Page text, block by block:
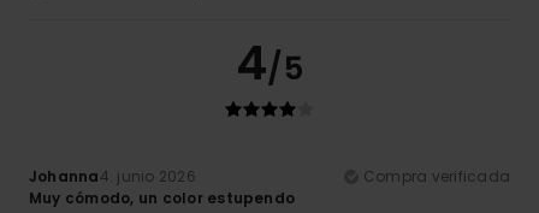
4/5
Johanna4. junio 2026
Compra verificada
Muy cómodo, un color estupendo